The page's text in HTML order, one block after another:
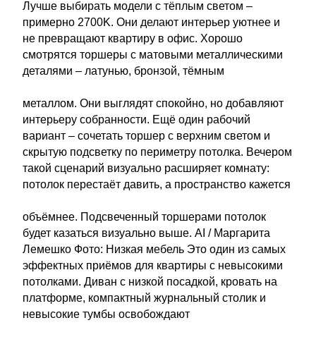
Лучше выбирать модели с тёплым светом –
примерно 2700K. Они делают интерьер уютнее и
не превращают квартиру в офис. Хорошо
смотрятся торшеры с матовыми металлическими
деталями – латунью, бронзой, тёмным
металлом. Они выглядят спокойно, но добавляют
интерьеру собранности. Ещё один рабочий
вариант – сочетать торшер с верхним светом и
скрытую подсветку по периметру потолка. Вечером
такой сценарий визуально расширяет комнату:
потолок перестаёт давить, а пространство кажется
объёмнее. Подсвеченный торшерами потолок
будет казаться визуально выше. AI / Маргарита
Лемешко Фото: Низкая мебель Это один из самых
эффектных приёмов для квартиры с невысокими
потолками. Диван с низкой посадкой, кровать на
платформе, компактный журнальный столик и
невысокие тумбы освобождают